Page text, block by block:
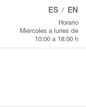
ES / EN
Horario
Miércoles a lunes de
10:00 a 18:00 h